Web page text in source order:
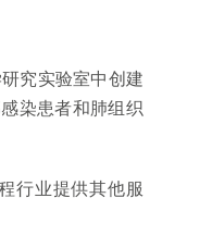
究实验室中创建
染患者和肺组织
行业提供其他服